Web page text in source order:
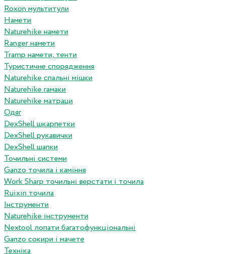
Roxon мультитули
Намети
Naturehike намети
Ranger намети
Tramp намети, тенти
Туристичне спорядження
Naturehike спальні мішки
Naturehike гамаки
Naturehike матраци
Одяг
DexShell шкарпетки
DexShell рукавички
DexShell шапки
Точильні системи
Ganzo точила і каміння
Work Sharp точильні верстати і точила
Ruixin точила
Інструменти
Naturehike інструменти
Nextool лопати багатофункціональні
Ganzo сокири і мачете
Техніка